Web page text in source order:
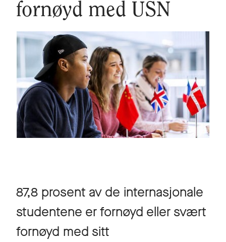
fornøyd med USN
87,8 prosent av de internasjonale
studentene er fornøyd eller svært
fornøyd med sitt